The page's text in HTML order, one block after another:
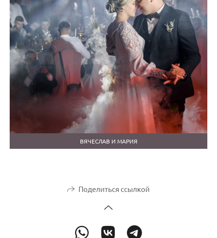
ВЯЧЕСЛАВ И МАРИЯ
Поделиться ссылкой